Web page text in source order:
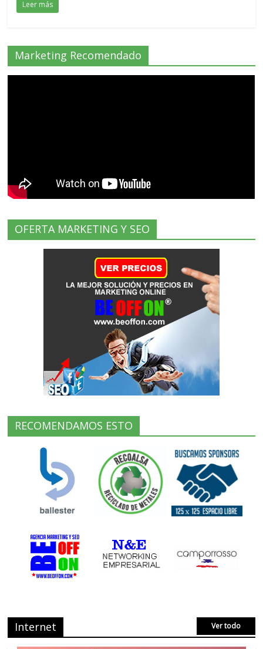
Leer más
Marketing Recomendado
OFERTA MARKETING Y SEO
RECOMENDAMOS ESTO
Internet Ver todo